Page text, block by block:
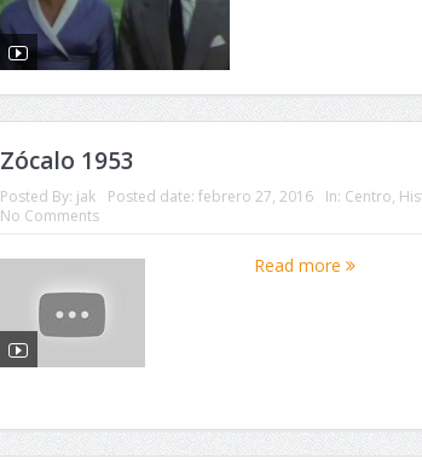
Zócalo 1953
Posted By: jak Posted date: febrero 27, 2016 In: Centro,
No Comments
Read more